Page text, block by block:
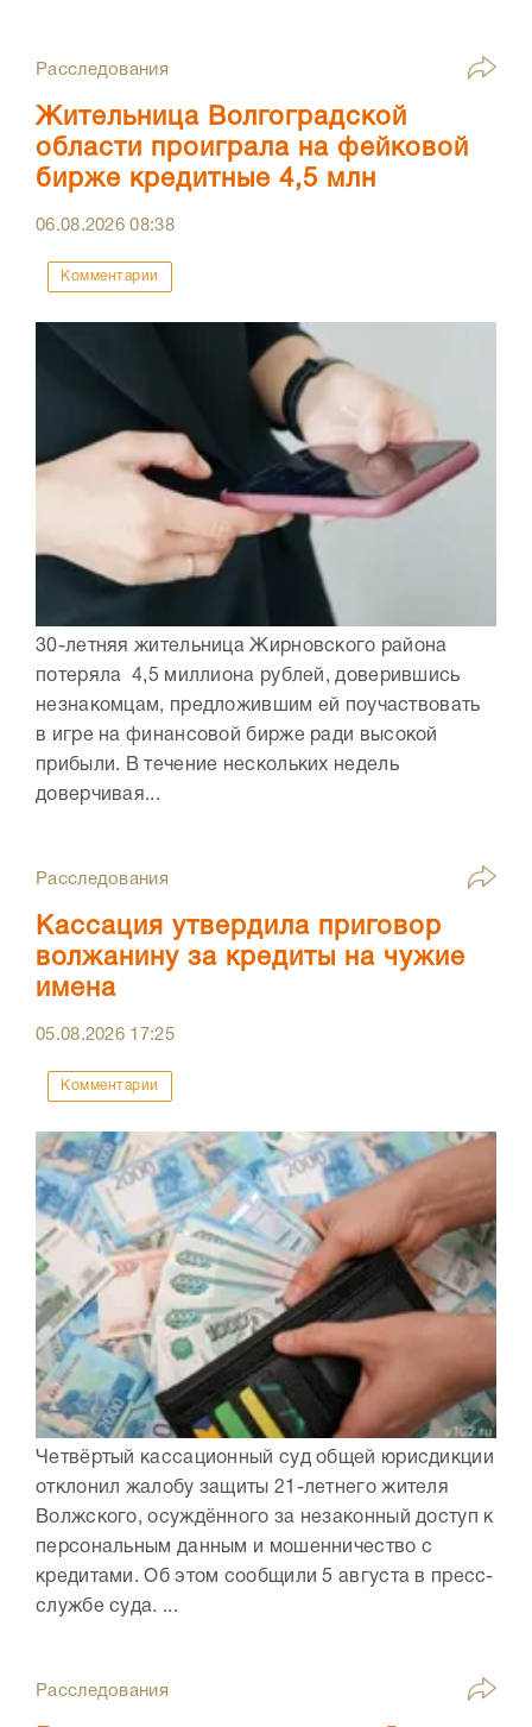
Расследования
Жительница Волгоградской
области проиграла на фейковой
бирже кредитные 4,5 млн
06.08.202608:38
Комментарии
30-летняя жительница Жирновского района
потеряла 4,5 миллиона рублей, доверившись
незнакомцам, предложившим ей поучаствовать
в игре на финансовой бирже ради высокой
прибыли. В течение нескольких недель
доверчивая...
Расследования
Кассация утвердила приговор
волжанину за кредиты на чужие
имена
05.08.2026 17:25
Комментарии
Четвёртый кассационный суд общей юрисдикции
отклонил жалобу защиты 21-летнего жителя
Волжского, осуждённого за незаконный доступ к
персональным данным и мошенничество с
кредитами. Об этом сообщили 5 августа в пресс-
службе суда. ...
Расследования